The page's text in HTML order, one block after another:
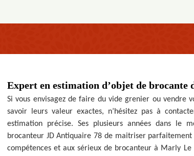
Expert en estimation d’objet de brocante
Si vous envisagez de faire du vide grenier ou vendre
savoir leurs valeur exactes, n’hésitez pas à
estimation précise. Ses plusieurs années dans le
brocanteur JD Antiquaire 78 de maitriser
compétences et aux sérieux de brocanteur à Marly